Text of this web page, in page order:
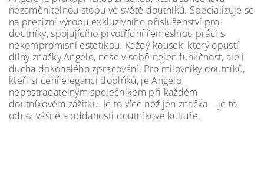
nezaměnitelnou stopu ve světě doutníků. Specializuje se
na precizní výrobu exkluzivního příslušenství pro
doutníky, spojujícího prvotřídní řemeslnou práci s
nekompromisní estetikou. Každý kousek, který opustí
dílny značky Angelo, nese v sobě nejen funkčnost, ale i
ducha dokonalého zpracování. Pro milovníky doutníků,
kteří si cení eleganci doplňků, je Angelo
nepostradatelným společníkem při každém
doutníkovém zážitku. Je to více než jen značka – je to
odraz vášně a oddanosti doutníkové kultuře.